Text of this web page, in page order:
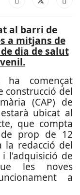
al barri de
a mitjans de
dia de salut
ha començat
construcció del
(CAP) de
ubicat al
que compta
prop de 12
la redacció del
l'adquisició de
les noves
a